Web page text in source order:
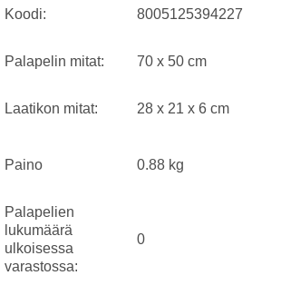
Koodi: 8005125394227
Palapelin mitat: 70 x 50 cm
Laatikon mitat: 28 x 21 x 6 cm
Paino 0.88 kg
Palapelien
lukumäärä
ulkoisessa
varastossa:
0